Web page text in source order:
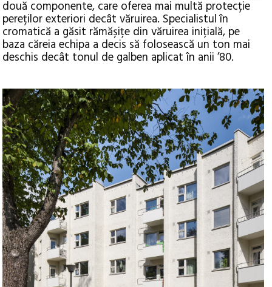
două componente, care oferea mai multă protecție
pereților exteriori decât văruirea. Specialistul în
cromatică a găsit rămășițe din văruirea inițială, pe
baza căreia echipa a decis să folosească un ton mai
deschis decât tonul de galben aplicat în anii ’80.